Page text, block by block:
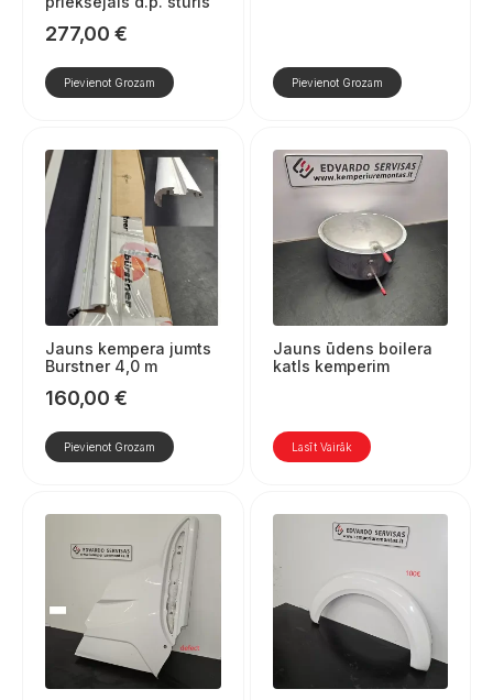
277,00 €
Pievienot Grozam Pievienot Grozam
Jauns kempera jumts
Burstner 4,0 m
160,00 €
Pievienot Grozam
Jauns ūdens boilera
katls kemperim
Lasīt Vairāk